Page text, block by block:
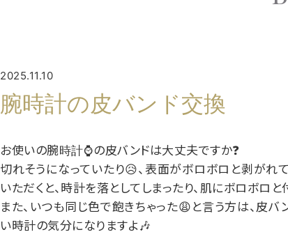
2025.11.10
腕時計の皮バンド交換
お使いの腕時計⌚の皮バンドは大丈夫ですか❓
切れそうになっていたり😥、表面がボロボロと剥がれ
いただくと、時計を落としてしまったり、肌にボロボロ
また、いつも同じ色で飽きちゃった😩と言う方は、皮
い時計の気分になりますよ🎶